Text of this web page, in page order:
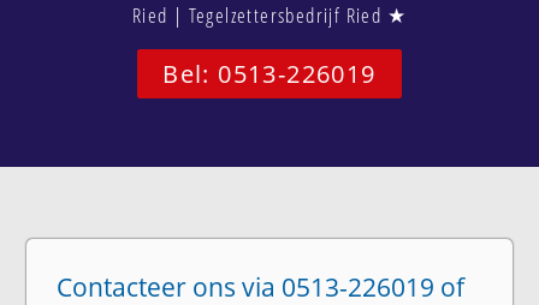
Ried | Tegelzettersbedrijf Ried ★
Bel: 0513-226019
Contacteer ons via 0513-226019 of